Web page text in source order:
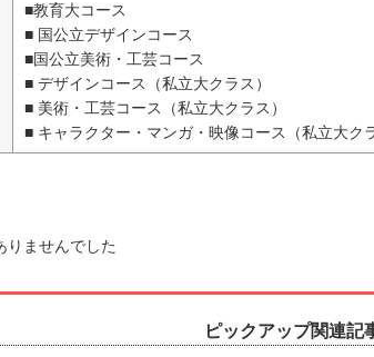
■教育大コース
■ 国公立デザインコース
■国公立美術・工芸コース
■ デザインコース（私立大クラス）
■ 美術・工芸コース（私立大クラス）
■ キャラクター・マンガ・映像コース（私立大ク
りませんでした
ピックアップ関連記